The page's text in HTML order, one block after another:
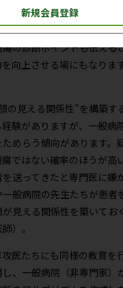
除できるように取り計らい
る医師と一緒に治療を行
の診断ポイントも伝える
向上させる場にもなりま
の見える関係性"を構築す
験がありますが、一般病
めらう傾向があります。
ではない確率のほうが高
送ってきたと専門医に嫌
般病院の先生たちが患者
見える関係性を築いてお
）。
医たちにも同様の教育を
、一般病院（非専門家）
新規会員登録